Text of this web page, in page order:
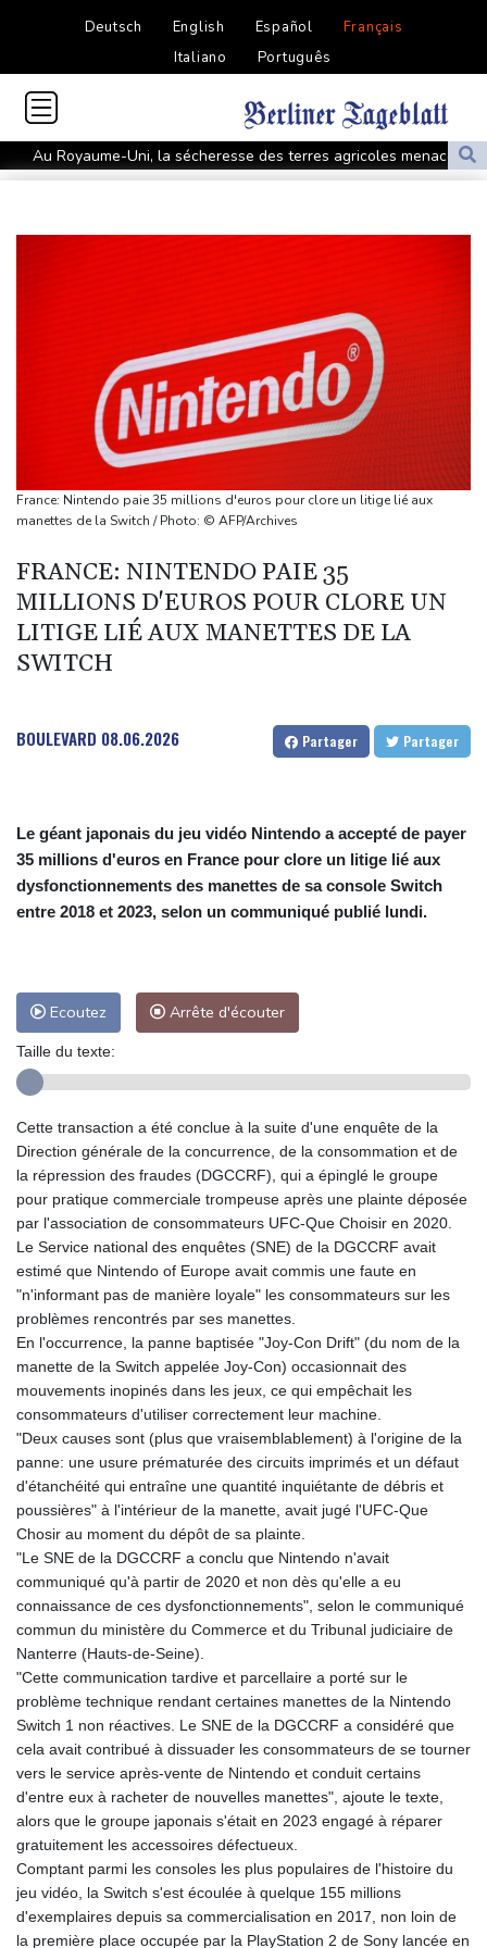
Deutsch English Español
Français
Italiano
Português
Au Royaume-Uni, la sécheresse des terres agricoles menace la
sécurité alimentaire
Dans l'agriculture, le parcours des combattantes
WTA 1000 de Toronto: Sabalenka, Pegula et Swiatek en
contrôle vers les 8es de finale
Au nouveau Parlement syrien, une actrice, une militante kurde et
la veuve d'un jihadiste
Thaïlande : un adolescent armé d'un pistolet tue 8 personnes,
dont six dans un lycée
les abeilles face aux canicules
A Paris l'été, voir la ville en autobus
France: le taux de chômage monte à 8,3% au deuxième trimestre,
au plus haut depuis l'automne 2020
France: Nintendo paie 35 millions d'euros pour clore un litige lié aux
manettes de la Switch / Photo: © AFP/Archives
FRANCE: NINTENDO PAIE 35
MILLIONS D'EUROS POUR CLORE UN
LITIGE LIÉ AUX MANETTES DE LA
SWITCH
BOULEVARD 08.06.2026 Partager Partager
Le géant japonais du jeu vidéo Nintendo a accepté de payer
35 millions d'euros en France pour clore un litige lié aux
dysfonctionnements des manettes de sa console Switch
entre 2018 et 2023, selon un communiqué publié lundi.
Ecoutez Arrête d'écouter
Taille du texte:
Cette transaction a été conclue à la suite d'une enquête de la
Direction générale de la concurrence, de la consommation et de
la répression des fraudes (DGCCRF), qui a épinglé le groupe
pour pratique commerciale trompeuse après une plainte déposée
par l'association de consommateurs UFC-Que Choisir en 2020.
Le Service national des enquêtes (SNE) de la DGCCRF avait
estimé que Nintendo of Europe avait commis une faute en
"n'informant pas de manière loyale" les consommateurs sur les
problèmes rencontrés par ses manettes.
En l'occurrence, la panne baptisée "Joy-Con Drift" (du nom de la
manette de la Switch appelée Joy-Con) occasionnait des
mouvements inopinés dans les jeux, ce qui empêchait les
consommateurs d'utiliser correctement leur machine.
"Deux causes sont (plus que vraisemblablement) à l'origine de la
panne: une usure prématurée des circuits imprimés et un défaut
d'étanchéité qui entraîne une quantité inquiétante de débris et
poussières" à l'intérieur de la manette, avait jugé l'UFC-Que
Chosir au moment du dépôt de sa plainte.
"Le SNE de la DGCCRF a conclu que Nintendo n'avait
communiqué qu'à partir de 2020 et non dès qu'elle a eu
connaissance de ces dysfonctionnements", selon le communiqué
commun du ministère du Commerce et du Tribunal judiciaire de
Nanterre (Hauts-de-Seine).
"Cette communication tardive et parcellaire a porté sur le
problème technique rendant certaines manettes de la Nintendo
Switch 1 non réactives. Le SNE de la DGCCRF a considéré que
cela avait contribué à dissuader les consommateurs de se tourner
vers le service après-vente de Nintendo et conduit certains
d'entre eux à racheter de nouvelles manettes", ajoute le texte,
alors que le groupe japonais s'était en 2023 engagé à réparer
gratuitement les accessoires défectueux.
Comptant parmi les consoles les plus populaires de l'histoire du
jeu vidéo, la Switch s'est écoulée à quelque 155 millions
d'exemplaires depuis sa commercialisation en 2017, non loin de
la première place occupée par la PlayStation 2 de Sony lancée en